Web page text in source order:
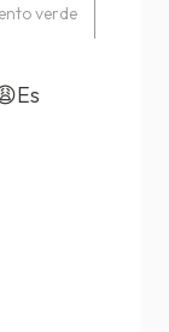
verde